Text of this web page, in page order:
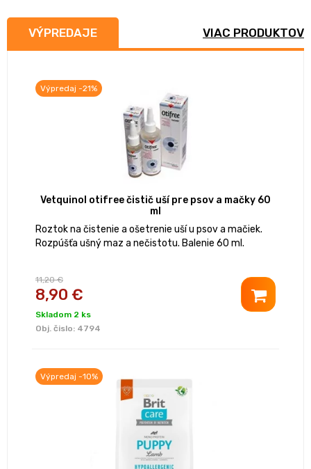
VÝPREDAJE VIAC PRODUKTOV
Výpredaj -21%
Vetquinol otifree čistič uší pre psov a mačky 60
ml
Roztok na čistenie a ošetrenie uší u psov a mačiek.
Rozpúšťa ušný maz a nečistotu. Balenie 60 ml.
11,20 €
8,90 €
Skladom 2 ks
Obj. čislo: 4794
Výpredaj -10%